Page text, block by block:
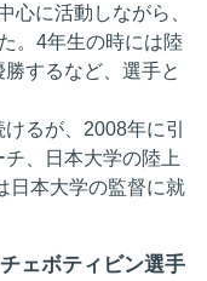
心に活動しながら、
。4年生の時には陸
するなど、選手と
るが、2008年に引
、日本大学の陸上
日本大学の監督に就
ェボティビン選手